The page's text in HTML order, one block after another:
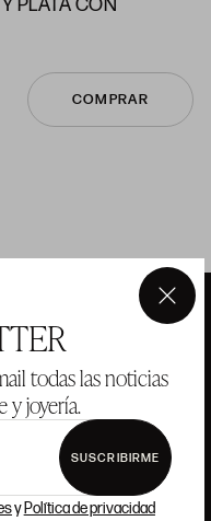
todas las noticias
y joyería.
SUSCRIBIRME
y Política de privacidad
×
PLATA CON
COMPRAR